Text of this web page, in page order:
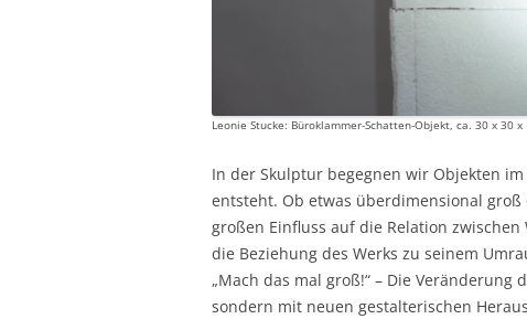
Leonie Stucke: Büroklammer-Schatten-Objekt, ca. 30 x 30 x
In der Skulptur begegnen wir Objekten
entsteht. Ob etwas überdimensional
großen Einfluss auf die Relation
die Beziehung des Werks zu seinem
„Mach das mal groß!“ – Die
sondern mit neuen gestalterischen